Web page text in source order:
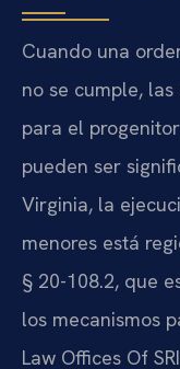
Cuando una
no se cumple,
para el
pueden ser
Virginia, la
menores está
§ 20-108.2, que
los mecanismos
Law Offices Of